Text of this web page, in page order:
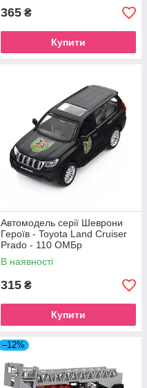
365 ₴
Купити
Автомодель серії Шеврони
Героїв - Toyota Land Cruiser
Prado - 110 ОМБр
В наявності
315 ₴
Купити
–12%